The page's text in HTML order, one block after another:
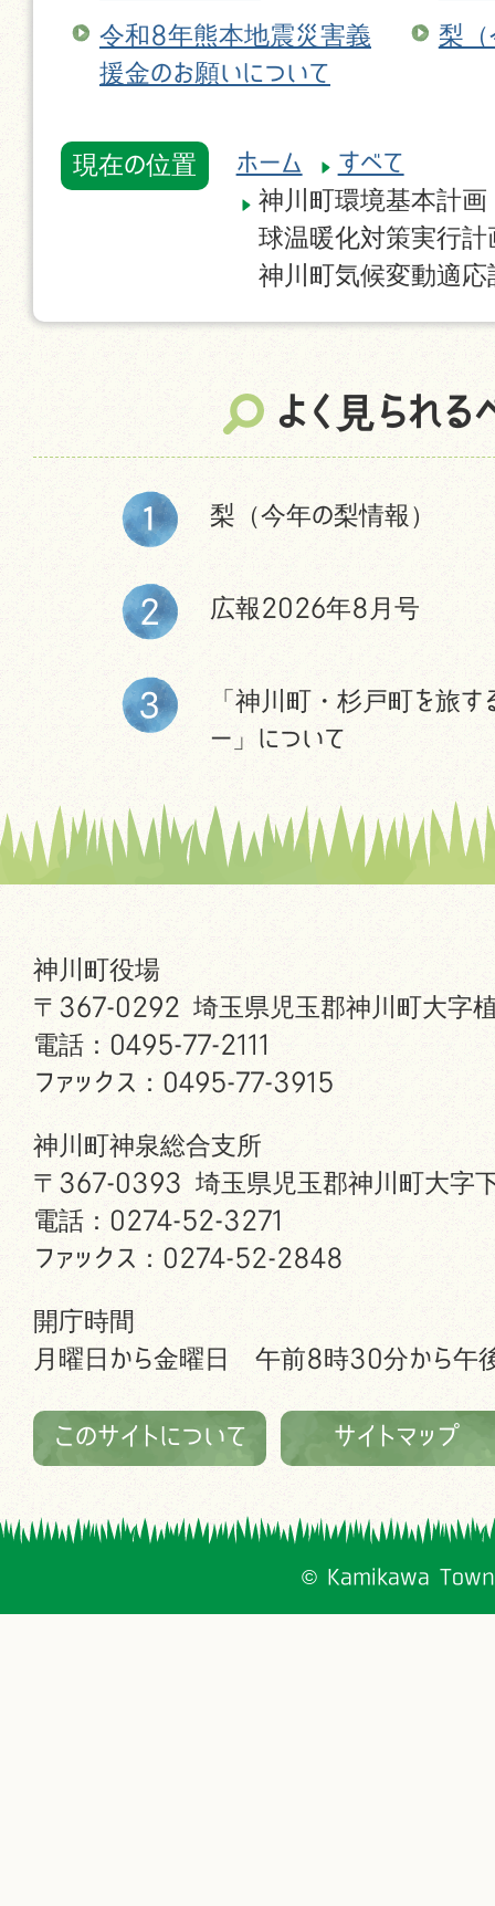
令和8年熊本地震災害義
援金のお願いについて
梨（
現在の位置 ホーム
すべて
神川町環境基本計
球温暖化対策実行
神川町気候変動適応
よく見られる
梨（今年の梨情報）
広報2026年8月号
「神川町・杉戸町を旅す
ー」について
神川町役場
〒367-0292 埼玉県児玉郡神川町大字
電話：0495-77-2111
ファックス：0495-77-3915
神川町神泉総合支所
〒367-0393 埼玉県児玉郡神川町大字
電話：0274-52-3271
ファックス：0274-52-2848
開庁時間
月曜日から金曜日 午前8時30分から午
このサイトについて サイトマップ
© Kamikawa Town